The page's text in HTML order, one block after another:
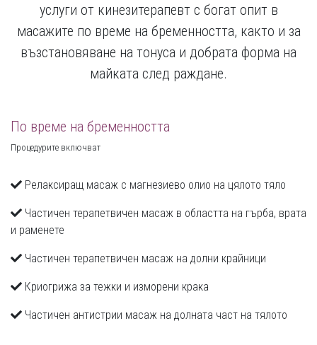
услуги от кинезитерапевт с богат опит в
масажите по време на бременността, както и за
възстановяване на тонуса и добрата форма на
майката след раждане.
По време на бременността
Процедурите включват
Релаксиращ масаж с магнезиeво олио на цялото тяло
Частичен терапетвичен масаж в областта на гърба, врата
и раменете
Частичен терапетвичен масаж на долни крайници
Криогрижа за тежки и изморени крака
Частичен антистрии масаж на долната част на тялото